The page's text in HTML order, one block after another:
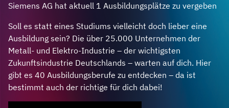
Siemens AG hat aktuell 1 Ausbildungsplätze zu vergeben
Soll es statt eines Studiums vielleicht doch lieber eine
Ausbildung sein? Die über 25.000 Unternehmen der
Metall- und Elektro-Industrie – der wichtigsten
Zukunftsindustrie Deutschlands – warten auf dich. Hier
gibt es 40 Ausbildungsberufe zu entdecken – da ist
bestimmt auch der richtige für dich dabei!